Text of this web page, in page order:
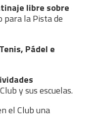
libre sobre
la Pista de
Pádel e
y sus escuelas.
el Club una